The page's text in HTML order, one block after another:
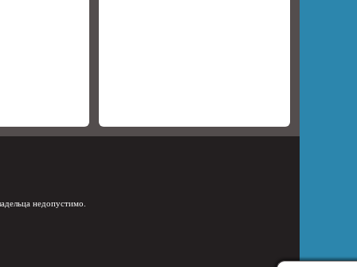
недопустимо.